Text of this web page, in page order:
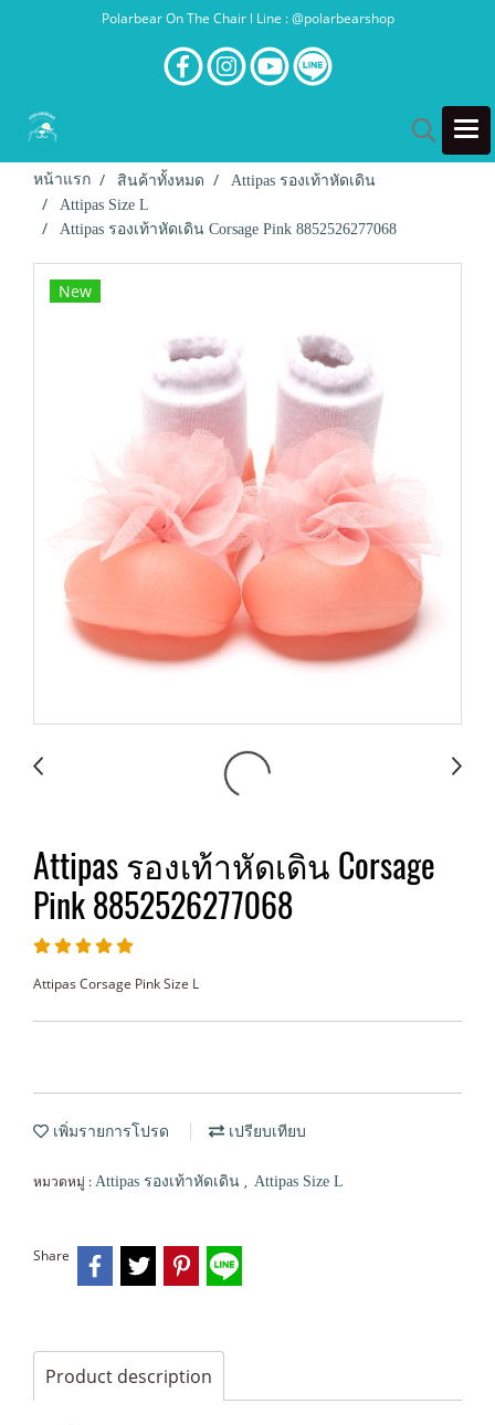
Polarbear On The Chair l Line : @polarbearshop
หน้าแรก สินค้าทั้งหมด
Attipas รองเท้าหัดเดิน
Attipas Size L
Attipas รองเท้าหัดเดิน Corsage Pink 8852526277068
New
Attipas รองเท้าหัดเดิน Corsage
Pink 8852526277068
Attipas Corsage Pink Size L
เพิ่มรายการโปรด เปรียบเทียบ
หมวดหมู่ : Attipas รองเท้าหัดเดิน , Attipas Size L
Share
Product description